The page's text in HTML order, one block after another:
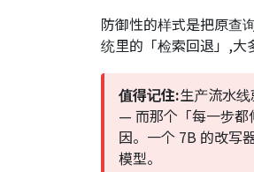
防御性的样式是把原查
统里的「检索回退」,大
值得记住:生产流水
— 而那个「每一步都
因。一个 7B 的改写
模型。